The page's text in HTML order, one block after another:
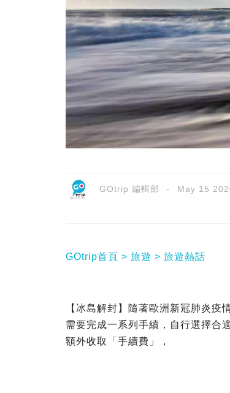
GOtrip 編輯部 May 15
GOtrip首頁 旅遊 旅遊熱話
【冰島解封】隨著歐洲新冠肺炎
需要完成一系列手續，自行選擇合
額外收取「手續費」，